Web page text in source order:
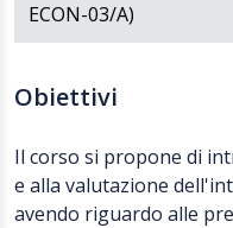
ECON-03/A)
Obiettivi
Il corso si propone di
e alla valutazione
avendo riguardo alle